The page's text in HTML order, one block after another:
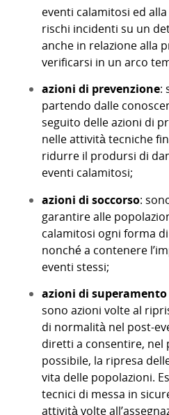
eventi calamitosi ed
rischi incidenti su un
anche in relazione alla
verificarsi in un arco
azioni di prevenzione:
partendo dalle
seguito delle azioni di
nelle attività tecniche
ridurre il prodursi di
eventi calamitosi;
azioni di soccorso:
garantire alle
calamitosi ogni forma
nonché a contenere
eventi stessi;
azioni di superamento
sono azioni volte al
di normalità nel post-
diretti a consentire, nel
possibile, la ripresa
vita delle popolazioni.
tecnici di messa in
attività volte